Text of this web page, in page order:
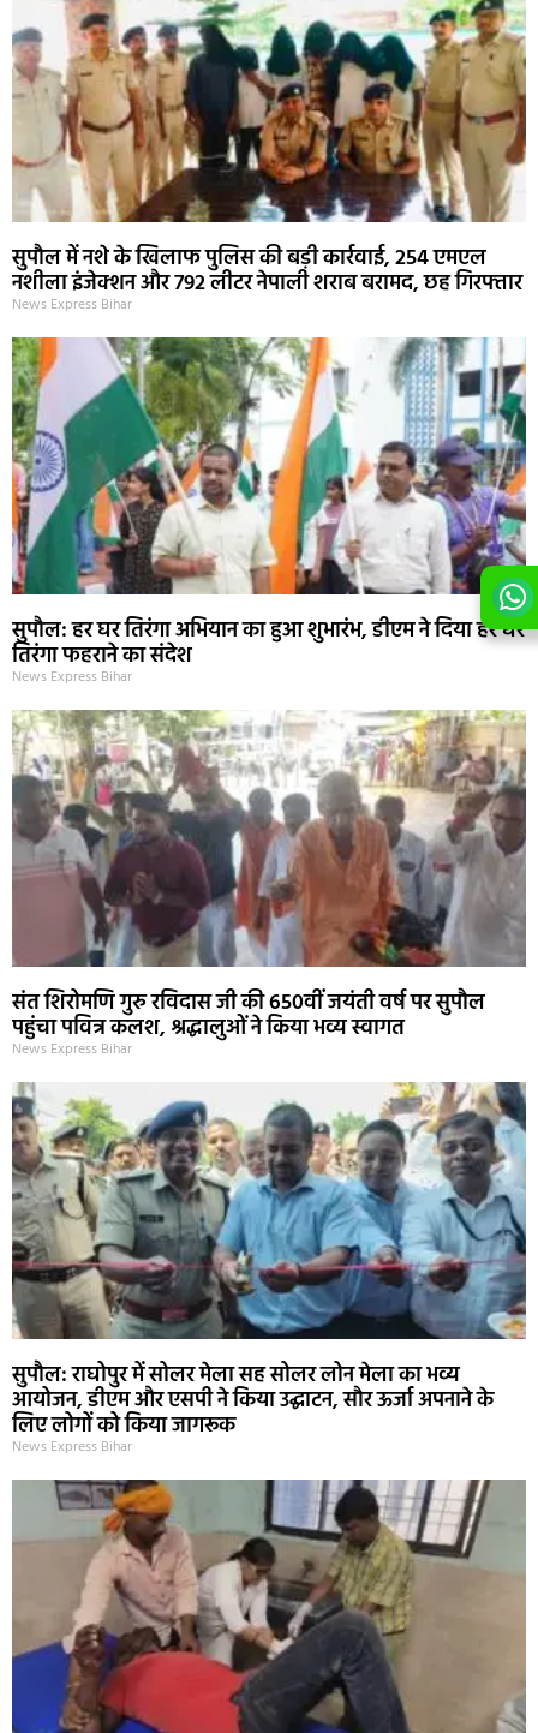
सुपौल में नशे के खिलाफ पुलिस की बड़ी कार्रवाई, 254 एमएल
नशीला इंजेक्शन और 792 लीटर नेपाली शराब बरामद, छह गिरफ्तार
News Express Bihar
सुपौल: हर घर तिरंगा अभियान का हुआ शुभारंभ, डीएम ने दिया हर घर
तिरंगा फहराने का संदेश
News Express Bihar
संत शिरोमणि गुरु रविदास जी की 650वीं जयंती वर्ष पर सुपौल
पहुंचा पवित्र कलश, श्रद्धालुओं ने किया भव्य स्वागत
News Express Bihar
सुपौल: राघोपुर में सोलर मेला सह सोलर लोन मेला का भव्य
आयोजन, डीएम और एसपी ने किया उद्घाटन, सौर ऊर्जा अपनाने के
लिए लोगों को किया जागरूक
News Express Bihar